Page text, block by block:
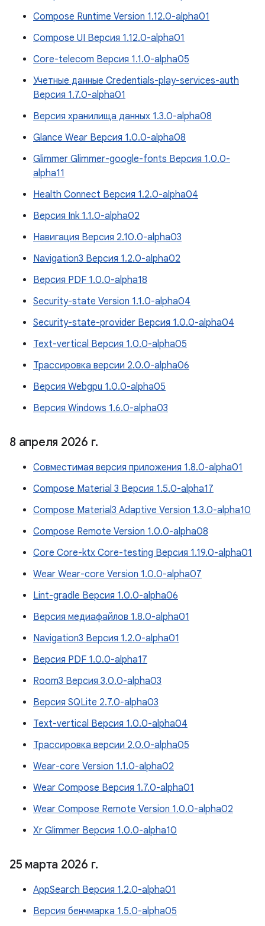
Compose Runtime Version 1.12.0-alpha01
Compose UI Версия 1.12.0-alpha01
Core-telecom Версия 1.1.0-alpha05
Учетные данные Credentials-play-services-auth
Версия 1.7.0-alpha01
Версия хранилища данных 1.3.0-alpha08
Glance Wear Версия 1.0.0-alpha08
Glimmer Glimmer-google-fonts Версия 1.0.0-
alpha11
Health Connect Версия 1.2.0-alpha04
Версия Ink 1.1.0-alpha02
Навигация Версия 2.10.0-alpha03
Navigation3 Версия 1.2.0-alpha02
Версия PDF 1.0.0-alpha18
Security-state Version 1.1.0-alpha04
Security-state-provider Версия 1.0.0-alpha04
Text-vertical Версия 1.0.0-alpha05
Трассировка версии 2.0.0-alpha06
Версия Webgpu 1.0.0-alpha05
Версия Windows 1.6.0-alpha03
8 апреля 2026 г.
Совместимая версия приложения 1.8.0-alpha01
Compose Material 3 Версия 1.5.0-alpha17
Compose Material3 Adaptive Version 1.3.0-alpha10
Compose Remote Version 1.0.0-alpha08
Core Core-ktx Core-testing Версия 1.19.0-alpha01
Wear Wear-core Version 1.0.0-alpha07
Lint-gradle Версия 1.0.0-alpha06
Версия медиафайлов 1.8.0-alpha01
Navigation3 Версия 1.2.0-alpha01
Версия PDF 1.0.0-alpha17
Room3 Версия 3.0.0-alpha03
Версия SQLite 2.7.0-alpha03
Text-vertical Версия 1.0.0-alpha04
Трассировка версии 2.0.0-alpha05
Wear-core Version 1.1.0-alpha02
Wear Compose Версия 1.7.0-alpha01
Wear Compose Remote Version 1.0.0-alpha02
Xr Glimmer Версия 1.0.0-alpha10
25 марта 2026 г.
AppSearch Версия 1.2.0-alpha01
Версия бенчмарка 1.5.0-alpha05